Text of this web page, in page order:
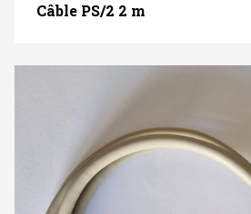
Câble PS/2 2 m